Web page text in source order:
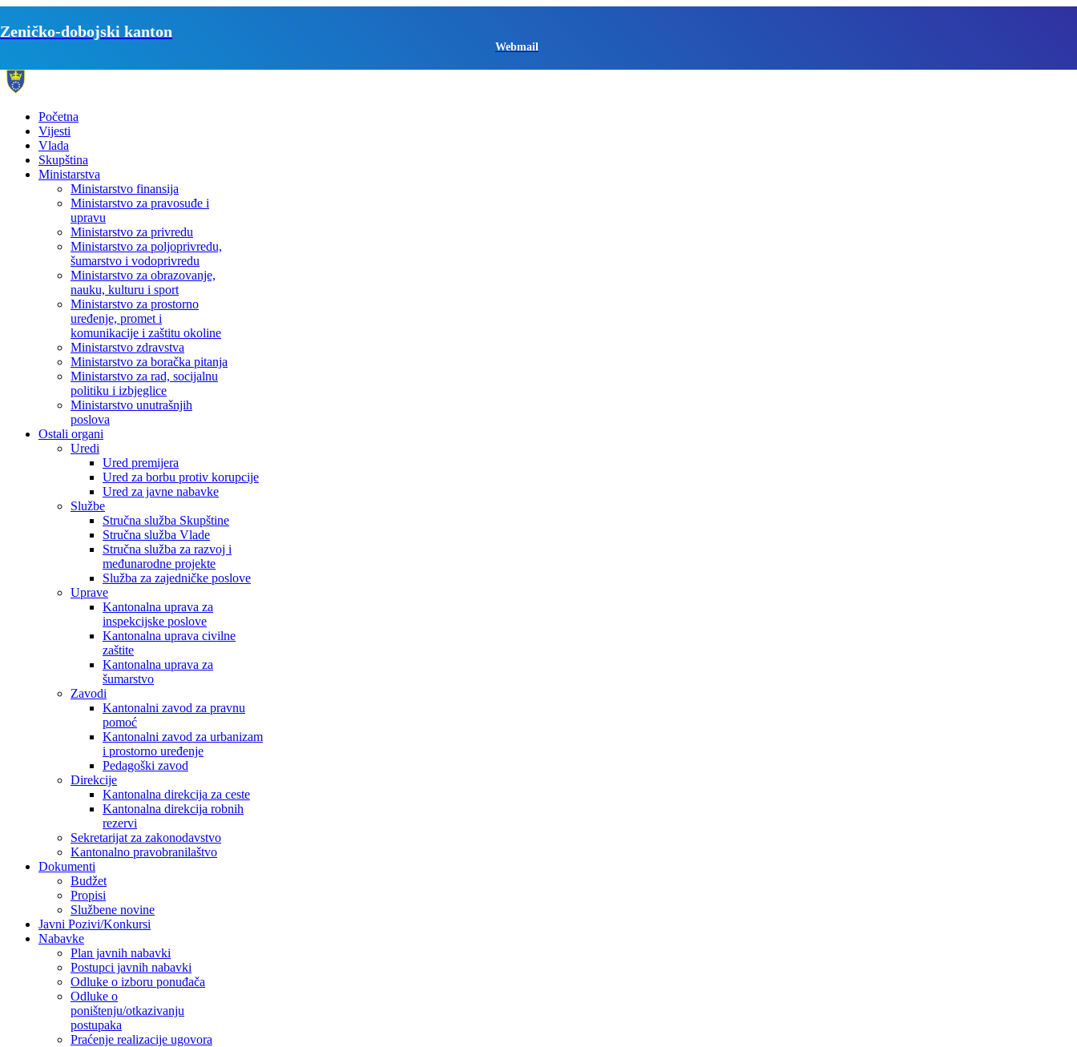
Zeničko-dobojski kanton
Webmail
Početna
Vijesti
Vlada
Skupština
Ministarstva
Ministarstvo finansija
Ministarstvo za pravosuđe i
upravu
Ministarstvo za privredu
Ministarstvo za poljoprivredu,
šumarstvo i vodoprivredu
Ministarstvo za obrazovanje,
nauku, kulturu i sport
Ministarstvo za prostorno
uređenje, promet i
komunikacije i zaštitu okoline
Ministarstvo zdravstva
Ministarstvo za boračka pitanja
Ministarstvo za rad, socijalnu
politiku i izbjeglice
Ministarstvo unutrašnjih
poslova
Ostali organi
Uredi
Ured premijera
Ured za borbu protiv korupcije
Ured za javne nabavke
Službe
Stručna služba Skupštine
Stručna služba Vlade
Stručna služba za razvoj i
međunarodne projekte
Služba za zajedničke poslove
Uprave
Kantonalna uprava za
inspekcijske poslove
Kantonalna uprava civilne
zaštite
Kantonalna uprava za
šumarstvo
Zavodi
Kantonalni zavod za pravnu
pomoć
Kantonalni zavod za urbanizam
i prostorno uređenje
Pedagoški zavod
Direkcije
Kantonalna direkcija za ceste
Kantonalna direkcija robnih
rezervi
Sekretarijat za zakonodavstvo
Kantonalno pravobranilaštvo
Dokumenti
Budžet
Propisi
Službene novine
Javni Pozivi/Konkursi
Nabavke
Plan javnih nabavki
Postupci javnih nabavki
Odluke o izboru ponuđača
Odluke o
poništenju/otkazivanju
postupaka
Praćenje realizacije ugovora